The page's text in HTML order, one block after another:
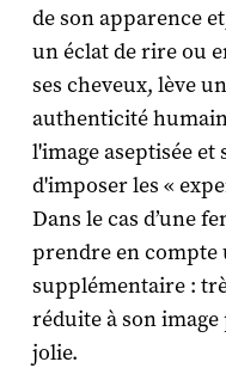
de son apparence
un éclat de rire ou
ses cheveux, lève
authenticité
l'image aseptisée
d'imposer les «
Dans le cas d’une
prendre en compte
supplémentaire :
réduite à son
jolie.